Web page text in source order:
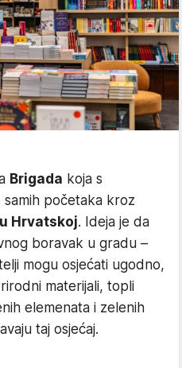
Brigada koja s
početaka kroz
Hrvatskoj. Ideja je da
boravak u gradu –
mogu osjećati ugodno,
materijali, topli
elemenata i zelenih
taj osjećaj.